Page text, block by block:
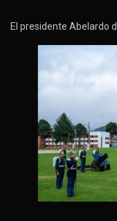
El presidente Abelardo